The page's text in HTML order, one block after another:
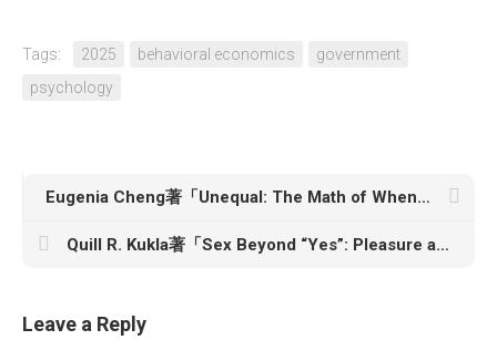
Tags: 2025 behavioral economics
government
psychology
Eugenia Cheng著「Unequal: The Math of When Things Do and Don’t Add Up」
Quill R. Kukla著「Sex Beyond “Yes”: Pleasure and Agency for Everyone」
Leave a Reply